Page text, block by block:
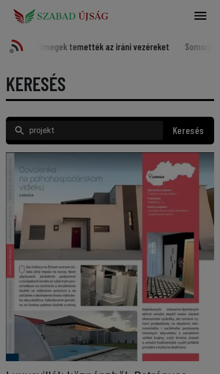
az iráni vezéreket Somorjai sportolók a világ
KERESÉS
Keresés